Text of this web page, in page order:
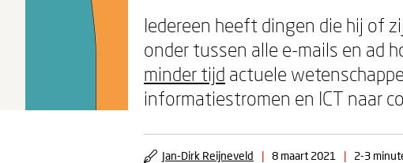
Iedereen heeft dingen die hij of
onder tussen alle e-mails en ad
minder tijd actuele
informatiestromen en ICT naar
Jan-Dirk Reijneveld | 8 maart 2021 | 2-3